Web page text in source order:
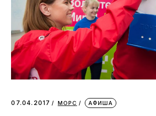
07.04.2017 МОРС АФИША